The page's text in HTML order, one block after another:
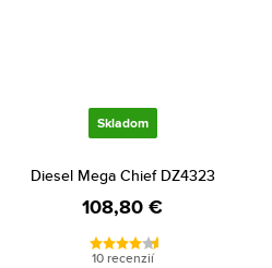
Skladom
Diesel Mega Chief DZ4323
108,80 €
10 recenzií